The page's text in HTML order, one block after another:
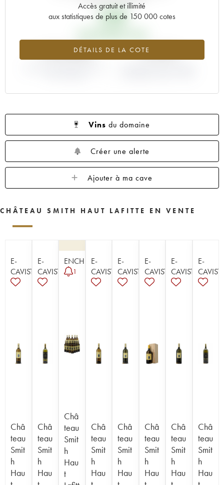
Accès gratuit et illimité
aux statistiques de plus de 150 000 cotes
DÉTAILS DE LA COTE
32€
+194.84% -3.03%
Vins du domaine
Créer une alerte
Ajouter à ma cave
CHÂTEAU SMITH HAUT LAFITTE EN VENTE
E-
CAVISTE
Châ
teau
Smit
h
Hau
E-
CAVISTE
Châ
teau
Smit
h
Hau
ENCHÈRE
1
Châ
teau
Smit
h
Hau
t
E-
CAVISTE
Châ
teau
Smit
h
Hau
E-
CAVISTE
Châ
teau
Smit
h
Hau
E-
CAVISTE
Châ
teau
Smit
h
Hau
E-
CAVISTE
Châ
teau
Smit
h
Hau
E-
Châ
teau
Smit
h
Hau